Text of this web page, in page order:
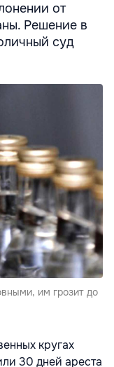
от
Решение в
суд
им грозит до
кругах
30 дней ареста